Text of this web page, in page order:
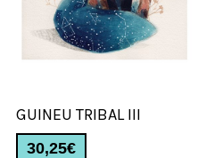
GUINEU TRIBAL III
30,25€